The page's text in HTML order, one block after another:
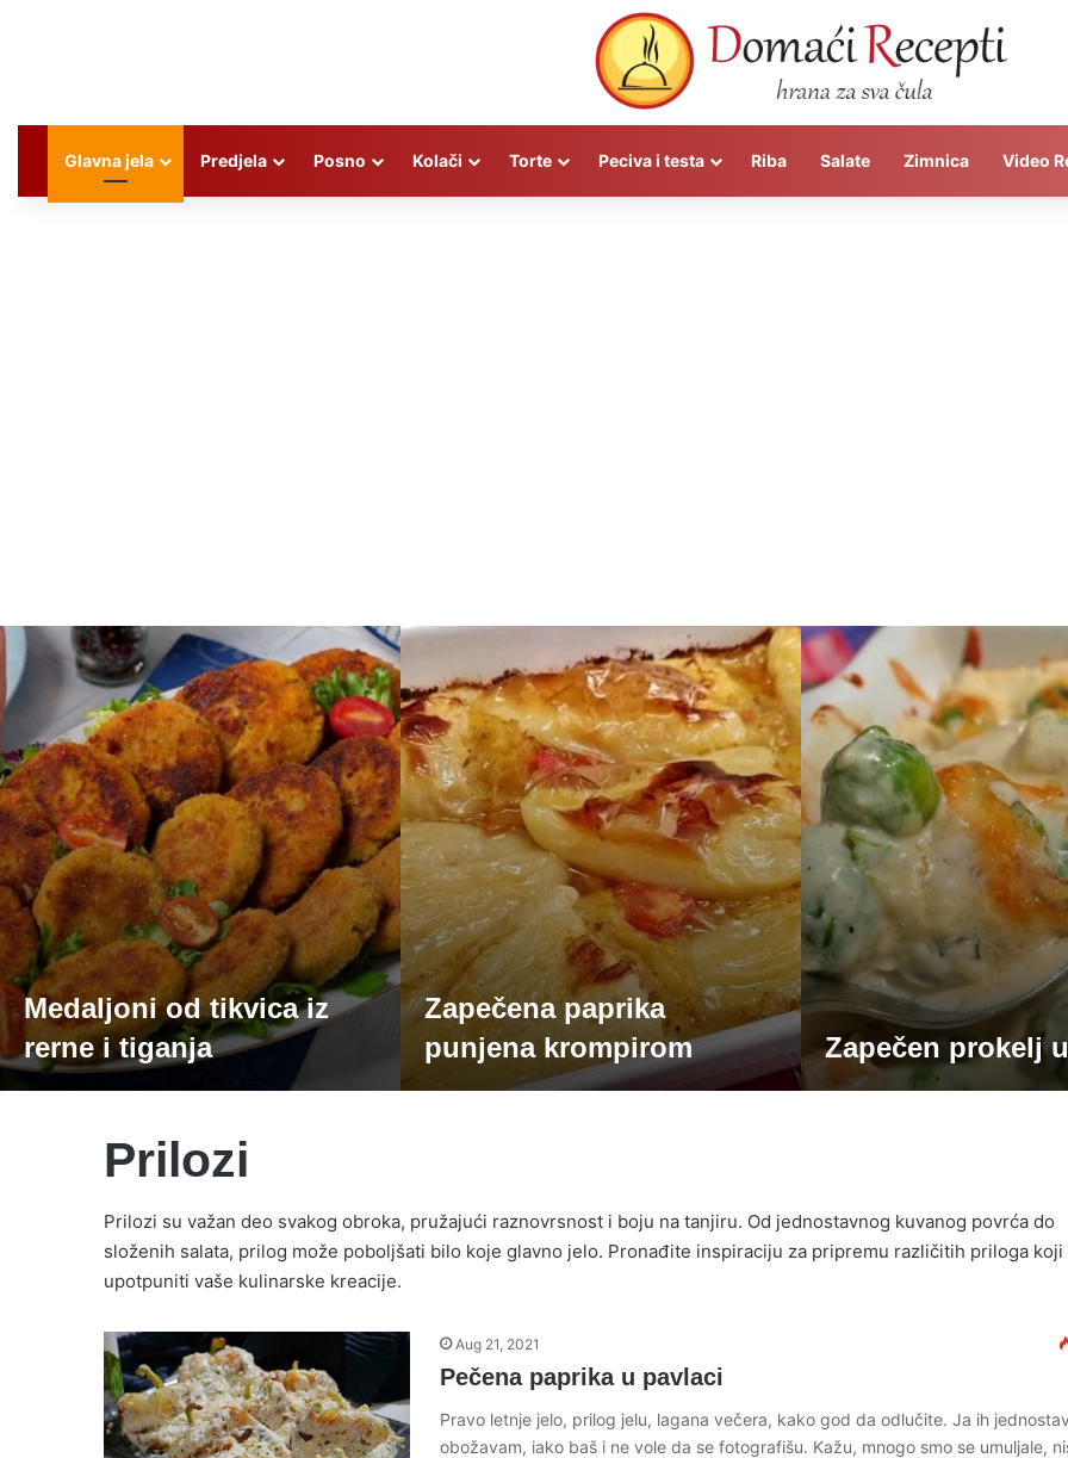
Glavna jela Predjela Posno Kolači Torte Peciva i testa Riba Salate Zimnica Video
Medaljoni od tikvica iz
rerne i tiganja
Zapečena paprika
punjena krompirom
Zapečen prokelj
Prilozi
Prilozi su važan deo svakog obroka, pružajući raznovrsnost i boju na tanjiru. Od jednostavnog kuvanog povrća do
složenih salata, prilog može poboljšati bilo koje glavno jelo. Pronađite inspiraciju za pripremu različitih priloga koji
upotpuniti vaše kulinarske kreacije.
Aug 21, 2021
Pečena paprika u pavlaci
Pravo letnje jelo, prilog jelu, lagana večera, kako god da odlučite. Ja ih
obožavam, iako baš i ne vole da se fotografišu. Kažu, mnogo smo se umuljale,